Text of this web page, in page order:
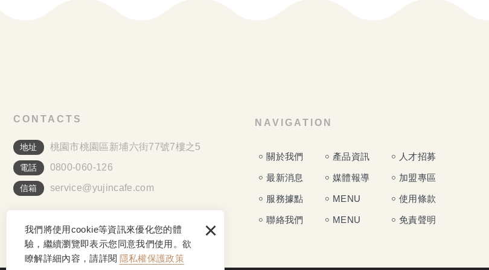
我們將使用cookie等資訊來優化您的體
驗，繼續瀏覽即表示您同意我們使用。欲
瞭解詳細內容，請詳閱 隱私權保護政策
×
CONTACTS
地址 桃園市桃園區新埔六街77號7樓之5
電話 0800-060-126
信箱 service@yujincafe.com
NAVIGATION
關於我們
最新消息
服務據點
聯絡我們
產品資訊
媒體報導
MENU
MENU
人才招募
加盟專區
使用條款
免責聲明